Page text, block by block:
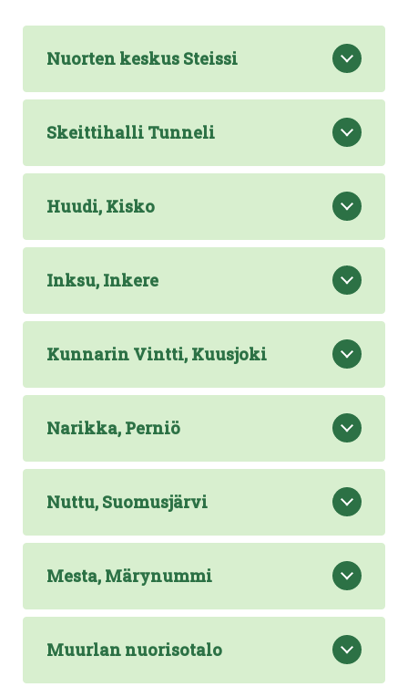
Nuorten keskus Steissi
Skeittihalli Tunneli
Huudi, Kisko
Inksu, Inkere
Kunnarin Vintti, Kuusjoki
Narikka, Perniö
Nuttu, Suomusjärvi
Mesta, Märynummi
Muurlan nuorisotalo